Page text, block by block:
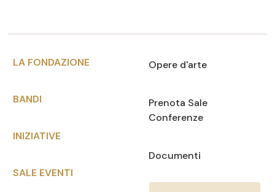
LA FONDAZIONE
BANDI
INIZIATIVE
SALE EVENTI
Opere d'arte
Prenota Sale
Conferenze
Documenti